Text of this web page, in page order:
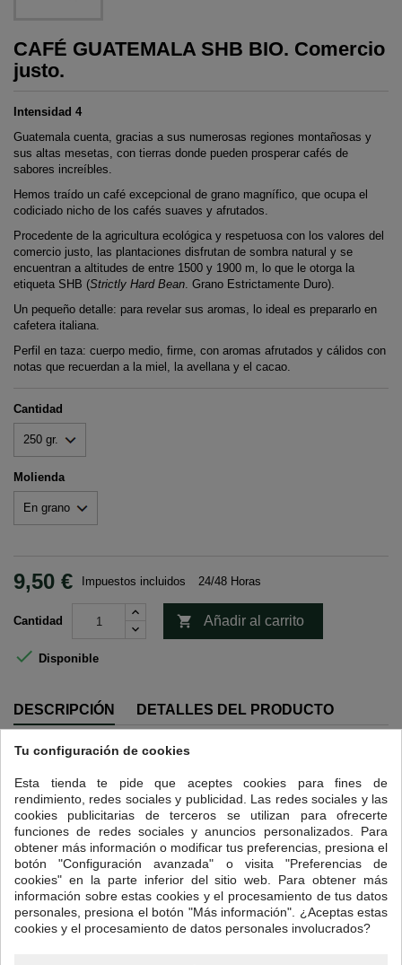
CAFÉ GUATEMALA SHB BIO. Comercio
justo.
Intensidad 4
Guatemala cuenta, gracias a sus numerosas regiones montañosas y
sus altas mesetas, con tierras donde pueden prosperar cafés de
sabores increíbles.
Hemos traído un café excepcional de grano magnífico, que ocupa el
codiciado nicho de los cafés suaves y afrutados.
Procedente de la agricultura ecológica y respetuosa con los valores del
comercio justo, las plantaciones disfrutan de sombra natural y se
encuentran a altitudes de entre 1500 y 1900 m, lo que le otorga la
etiqueta SHB (Strictly Hard Bean. Grano Estrictamente Duro).
Un pequeño detalle: para revelar sus aromas, lo ideal es prepararlo en
cafetera italiana.
Perfil en taza: cuerpo medio, firme, con aromas afrutados y cálidos con
notas que recuerdan a la miel, la avellana y el cacao.
Cantidad
Molienda
9,50 € Impuestos incluidos 24/48 Horas
Cantidad  Añadir al carrito
 Disponible
DESCRIPCIÓN DETALLES DEL PRODUCTO
Intensidad 4
Guatemala cuenta, gracias a sus numerosas regiones montañosas y
sus altas mesetas, con tierras donde pueden prosperar cafés de
sabores increíbles.
Hemos traído un café excepcional de grano magnífico, que ocupa el
codiciado nicho de los cafés suaves y afrutados.
Procedente de la agricultura ecológica y respetuosa con los valores del
comercio justo, las plantaciones disfrutan de sombra natural y se
encuentran a altitudes de entre 1500 y 1900 m, lo que le otorga la
etiqueta SHB (Strictly Hard Bean . Grano Estrictamente Duro).
Tu configuración de cookies
Esta tienda te pide que aceptes cookies para fines de
rendimiento, redes sociales y publicidad. Las redes sociales y las
cookies publicitarias de terceros se utilizan para ofrecerte
funciones de redes sociales y anuncios personalizados. Para
obtener más información o modificar tus preferencias, presiona el
botón "Configuración avanzada" o visita "Preferencias de
cookies" en la parte inferior del sitio web. Para obtener más
información sobre estas cookies y el procesamiento de tus datos
personales, presiona el botón "Más información". ¿Aceptas estas
cookies y el procesamiento de datos personales involucrados?